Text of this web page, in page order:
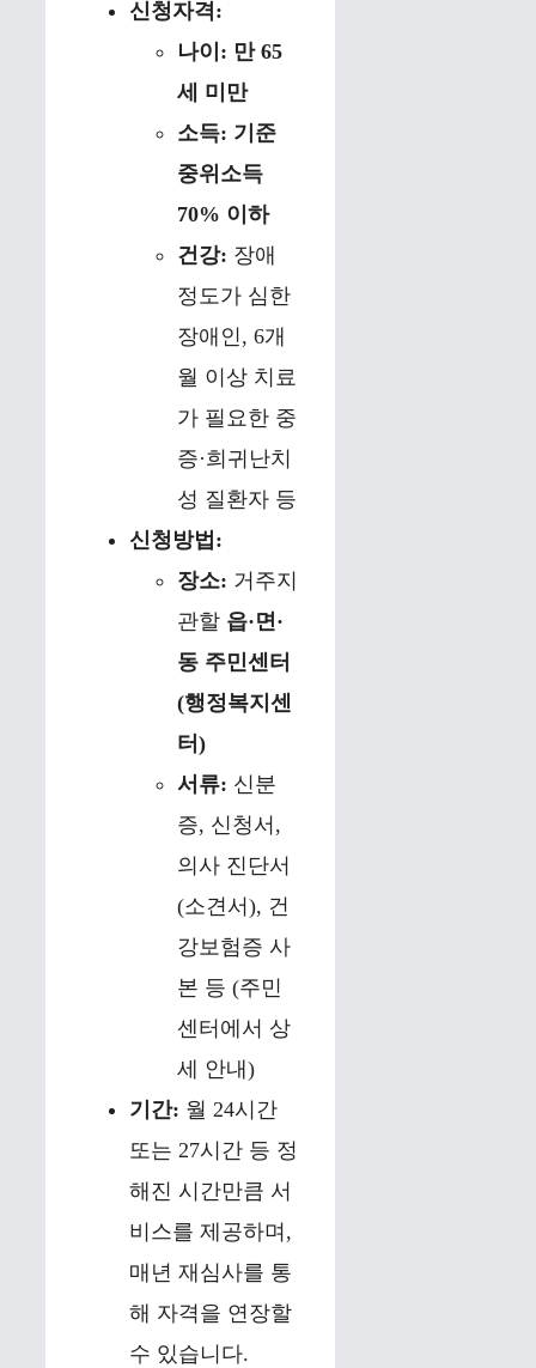
신청자격:
나이: 만 65
세 미만
소득: 기준
중위소득
70% 이하
건강: 장애
정도가 심한
장애인, 6개
월 이상 치료
가 필요한 중
증·희귀난치
성 질환자 등
신청방법:
장소: 거주지
관할 읍·면·
동 주민센터
(행정복지센
터)
서류: 신분
증, 신청서,
의사 진단서
(소견서), 건
강보험증 사
본 등 (주민
센터에서 상
세 안내)
기간: 월 24시간
또는 27시간 등 정
해진 시간만큼 서
비스를 제공하며,
매년 재심사를 통
해 자격을 연장할
수 있습니다.